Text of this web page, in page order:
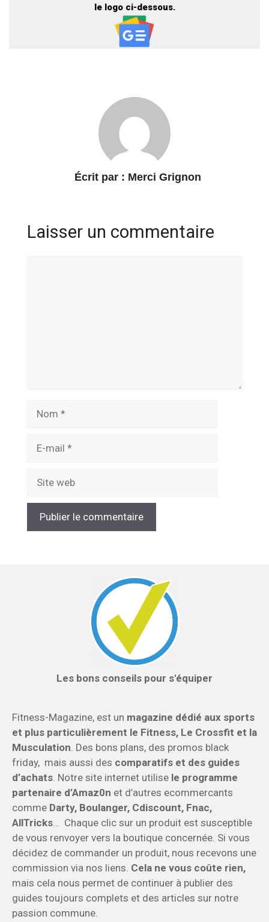
le logo ci-dessous.
Écrit par : Merci Grignon
Laisser un commentaire
mail
web
Les bons conseils pour s'équiper
Fitness-Magazine, est un magazine dédié aux sports
et plus particulièrement le Fitness, Le Crossfit et la
Musculation . Des bons plans, des promos black
friday, mais aussi des comparatifs et des guides
d’achats . Notre site internet utilise le programme
partenaire d’Amaz0n et d’autres ecommercants
comme Darty, Boulanger, Cdiscount, Fnac,
AllTricks … Chaque clic sur un produit est susceptible
de vous renvoyer vers la boutique concernée. Si vous
décidez de commander un produit, nous recevons une
commission via nos liens. Cela ne vous coûte rien,
mais cela nous permet de continuer à publier des
guides toujours complets et des articles sur notre
passion commune.